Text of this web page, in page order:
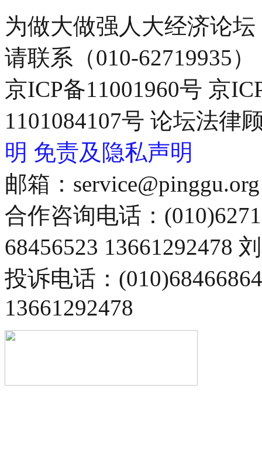
为做大做强人大经济论
请联系（010-62719935）
京ICP备11001960号 京
1101084107号 论坛法律
明 免责及隐私声明
邮箱：service@pinggu.org
合作咨询电话：
68456523 13661292478
投诉电话：
13661292478